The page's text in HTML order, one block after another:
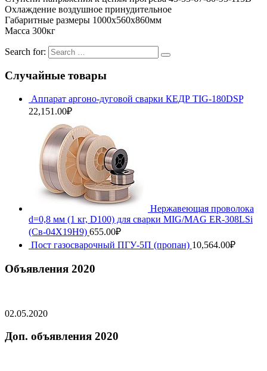
Охлаждение воздушное принудительное
Габаритные размеры 1000х560х860мм
Масса 300кг
Search for:
Случайные товары
Аппарат аргоно-дуговой сварки КЕДР TIG-180DSP
22,151.00₽
Нержавеющая проволока
d=0,8 мм (1 кг, D100) для сварки MIG/MAG ER-308LSi
(Св-04Х19Н9) 655.00₽
Пост газосварочный ПГУ-5П (пропан) 10,564.00₽
Объявления 2020
02.05.2020
Доп. объявления 2020